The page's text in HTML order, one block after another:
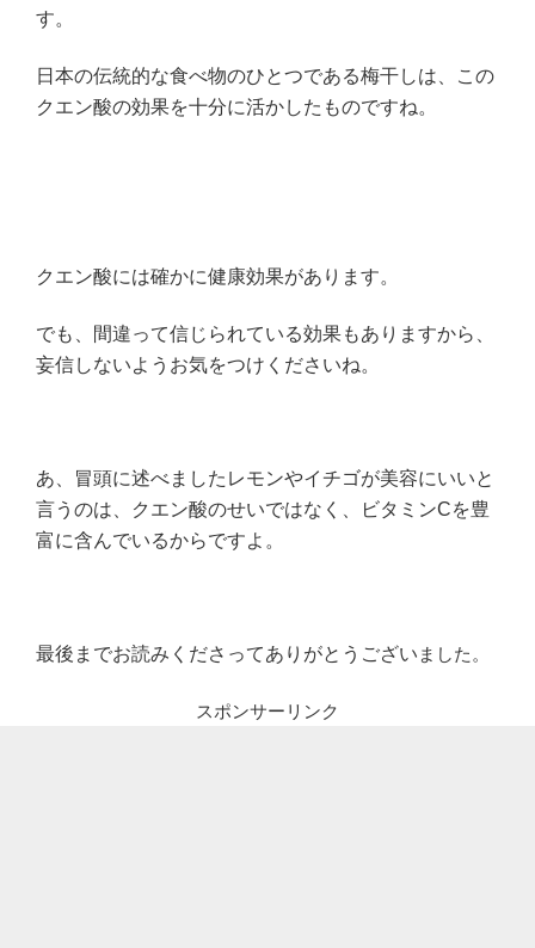
す。
日本の伝統的な食べ物のひとつである梅干しは、この
クエン酸の効果を十分に活かしたものですね。
クエン酸には確かに健康効果があります。
でも、間違って信じられている効果もありますから、
妄信しないようお気をつけくださいね。
あ、冒頭に述べましたレモンやイチゴが美容にいいと
言うのは、クエン酸のせいではなく、ビタミンCを豊
富に含んでいるからですよ。
最後までお読みくださってありがとうござい ました。
スポンサーリンク